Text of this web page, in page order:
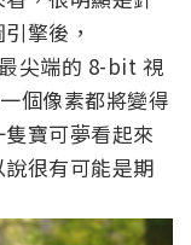
擎後，
尖端的 8-bit 視
個像素都將變得
寶可夢看起來
很有可能是期